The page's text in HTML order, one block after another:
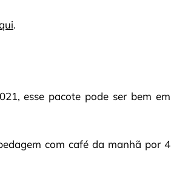
.
esse pacote pode ser bem em
com café da manhã por 4